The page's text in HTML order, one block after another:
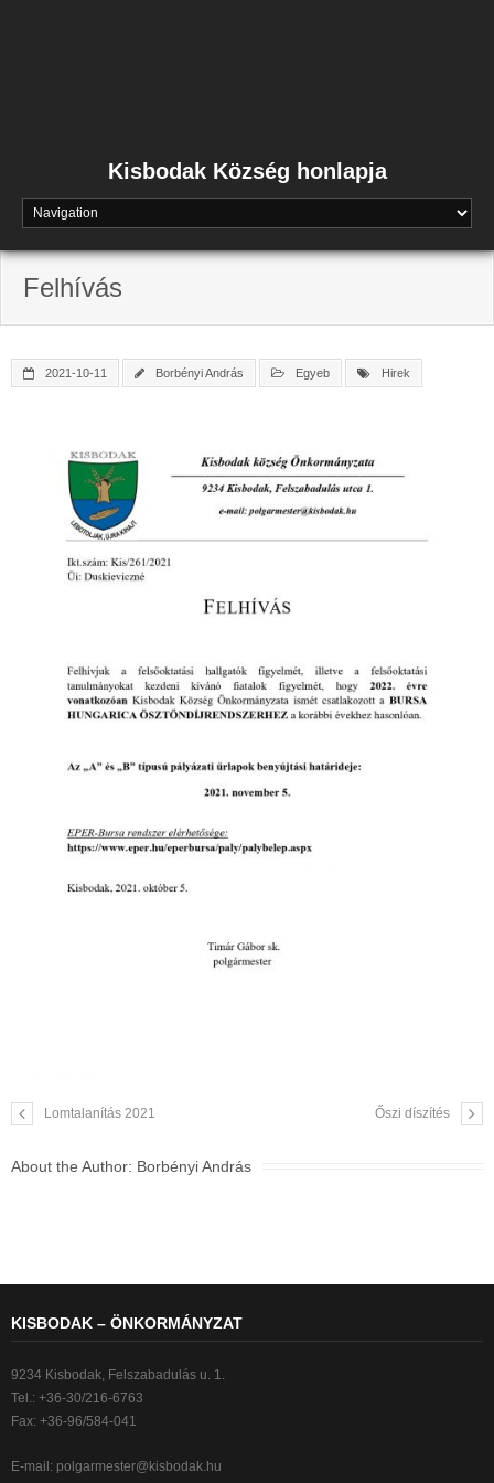
Kisbodak Község honlapja
Felhívás
2021-10-11 Borbényi András Egyeb Hirek
Lomtalanítás 2021 Őszi díszítés
About the Author: Borbényi András
KISBODAK – ÖNKORMÁNYZAT
9234 Kisbodak, Felszabadulás u. 1.
Tel.: +36-30/216-6763
Fax: +36-96/584-041
E-mail: polgarmester@kisbodak.hu